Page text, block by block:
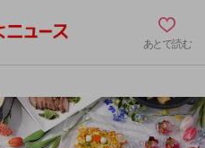
あとで読む